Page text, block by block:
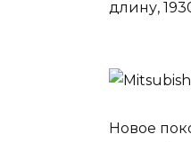
длину,
Новое